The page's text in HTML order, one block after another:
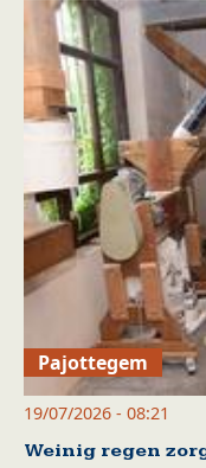
Pajottegem
19/07/2026 - 08:21
Weinig regen